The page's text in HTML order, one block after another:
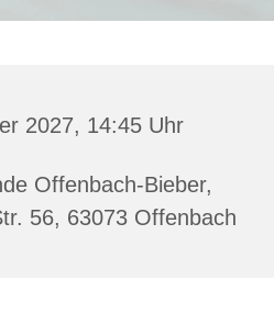
2027, 14:45 Uhr
Offenbach-Bieber,
56, 63073 Offenbach